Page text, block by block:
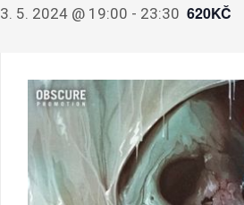
3. 5. 2024 @ 19:00 - 23:30 620KČ